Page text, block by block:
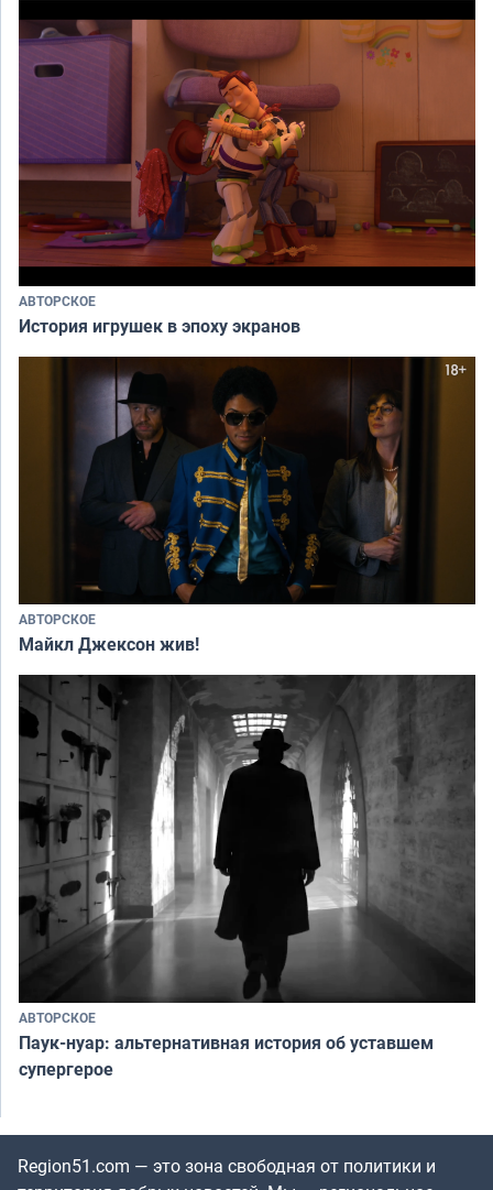
АВТОРСКОЕ
История игрушек в эпоху экранов
АВТОРСКОЕ
Майкл Джексон жив!
АВТОРСКОЕ
Паук-нуар: альтернативная история об уставшем
супергерое
Region51.com — это зона свободная от политики и